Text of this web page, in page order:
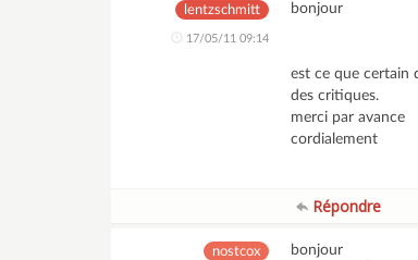
lentzschmitt
17/05/11 09:14
bonjour
est ce que certain
des critiques.
merci par avance
cordialement
Répondre
nostcox
bonjour